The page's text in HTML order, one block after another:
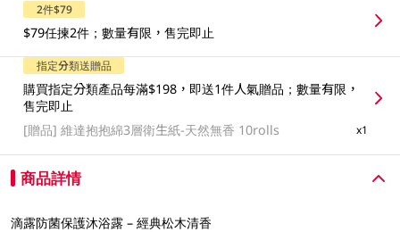
2件$79
$79任揀2件；數量有限，售完即止
指定分類送贈品
購買指定分類產品每滿$198，即送1件人氣贈品；數量有限，
售完即止
[贈品]維達抱抱綿3層衛生紙-天然無香 10rolls x1
商品詳情
滴露防菌保護沐浴露 – 經典松木清香